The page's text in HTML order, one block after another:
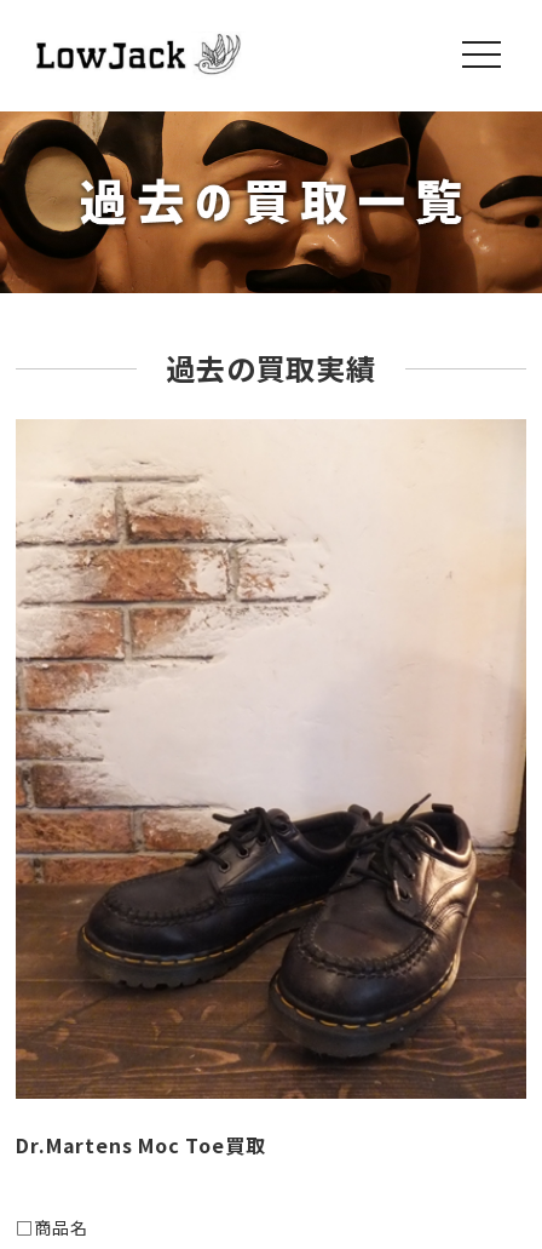
toggle
過去の買取実績
Dr.Martens Moc Toe買取
□商品名